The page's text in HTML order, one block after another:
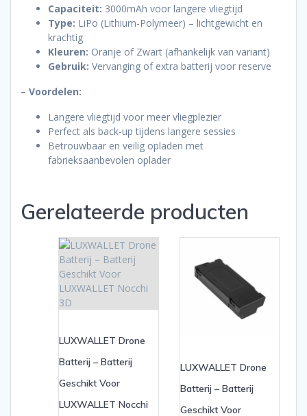
Capaciteit: 3000mAh voor langere vliegtijd
Type: LiPo (Lithium-Polymeer) – lichtgewicht en
krachtig
Kleuren: Oranje of Zwart (afhankelijk van variant)
Gebruik: Vervanging of extra batterij voor reserve
– Voordelen:
Langere vliegtijd voor meer vliegplezier
Perfect als back-up tijdens langere sessies
Betrouwbaar en veilig opladen met
fabrieksaanbevolen oplader
Gerelateerde producten
LUXWALLET Drone
Batterij – Batterij
Geschikt Voor
LUXWALLET Nocchi
LUXWALLET Drone
Batterij – Batterij
Geschikt Voor